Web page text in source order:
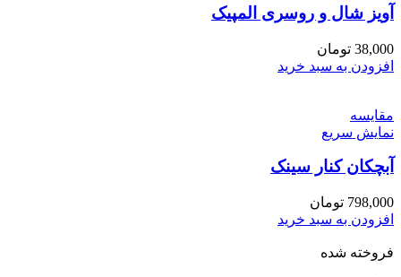
آویز شال و روسری المپیک
38,000 تومان
افزودن به سبد خرید
مقايسه
نمایش سریع
آبچکان کنار سینک
798,000 تومان
افزودن به سبد خرید
فروخته شده